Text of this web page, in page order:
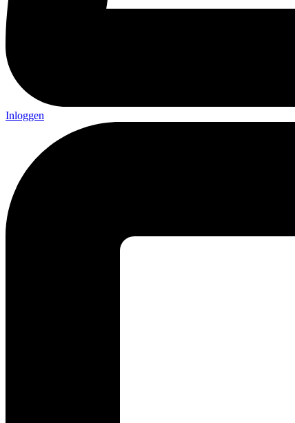
Inloggen